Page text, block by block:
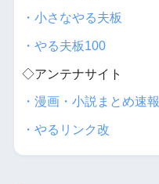
・小さなやる夫板
・やる夫板100
◇アンテナサイト
・漫画・小説まとめ速報
・やるリンク改